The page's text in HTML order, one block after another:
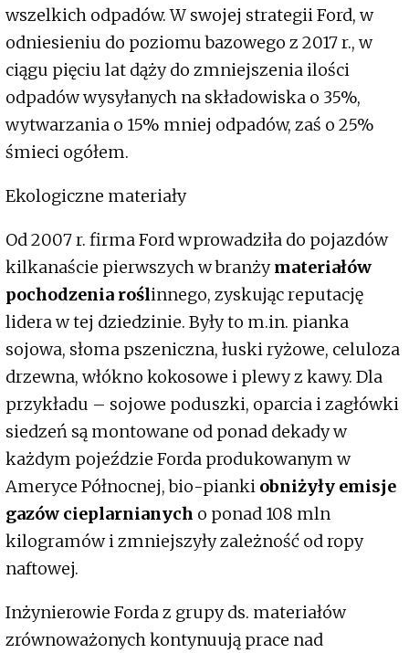
wszelkich odpadów. W swojej strategii Ford, w
odniesieniu do poziomu bazowego z 2017 r., w
ciągu pięciu lat dąży do zmniejszenia ilości
odpadów wysyłanych na składowiska o 35%,
wytwarzania o 15% mniej odpadów, zaś o 25%
śmieci ogółem.
Ekologiczne materiały
Od 2007 r. firma Ford wprowadziła do pojazdów
kilkanaście pierwszych w branżymateriałów
pochodzenia roślinnego, zyskując reputację
lidera w tej dziedzinie. Były to m.in. pianka
sojowa, słoma pszeniczna, łuski ryżowe, celuloza
drzewna, włókno kokosowe i plewy z kawy. Dla
przykładu – sojowe poduszki, oparcia i zagłówki
siedzeń są montowane od ponad dekady w
każdym pojeździe Forda produkowanym w
Ameryce Północnej, bio-pianki obniżyły emisje
gazów cieplarnianych o ponad 108 mln
kilogramów i zmniejszyły zależność od ropy
naftowej.
Inżynierowie Forda z grupy ds. materiałów
zrównoważonych kontynuują prace nad